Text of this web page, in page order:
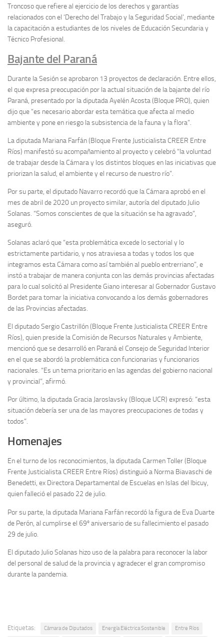
Troncoso que refiere al ejercicio de los derechos y garantías
relacionados con el ‘Derecho del Trabajo y la Seguridad Social’, mediante
la capacitación a estudiantes de los niveles de Educación Secundaria y
Técnico Profesional.
Bajante del Paraná
Durante la Sesión se aprobaron 13 proyectos de declaración. Entre ellos,
el que expresa preocupación por la actual situación de la bajante del río
Paraná, presentado por la diputada Ayelén Acosta (Bloque PRO), quien
dijo que “es necesario abordar esta temática que afecta al medio
ambiente y pone en riesgo la subsistencia de la fauna y la flora”.
La diputada Mariana Farfán (Bloque Frente Justicialista CREER Entre
Ríos) manifestó su acompañamiento al proyecto y celebró “la voluntad
de trabajar desde la Cámara y los distintos bloques en las iniciativas que
priorizan la salud, el ambiente y el recurso de nuestro río”.
Por su parte, el diputado Navarro recordó que la Cámara aprobó en el
mes de abril de 2020 un proyecto similar, autoría del diputado Julio
Solanas. “Somos conscientes de que la situación se ha agravado”,
aseguró.
Solanas aclaró que “esta problemática excede lo sectorial y lo
estrictamente partidario, y nos atraviesa a todas y todos los que
integramos esta Cámara como así también al pueblo entrerriano”, e
instó a trabajar de manera conjunta con las demás provincias afectadas
para lo cual solicitó al Presidente Giano interesar al Gobernador Gustavo
Bordet para tomar la iniciativa convocando a los demás gobernadores
de las Provincias afectadas.
El diputado Sergio Castrillón (Bloque Frente Justicialista CREER Entre
Ríos), quien preside la Comisión de Recursos Naturales y Ambiente,
mencionó que se desarrolló en Paraná el Consejo de Seguridad Interior
en el que se abordó la problemática con funcionarias y funcionarios
nacionales. “Es un tema prioritario en las agendas del gobierno nacional
y provincial”, afirmó.
Por último, la diputada Gracia Jaroslavsky (Bloque UCR) expresó: “esta
situación debería ser una de las mayores preocupaciones de todas y
todos”.
Homenajes
En el turno de los reconocimientos, la diputada Carmen Toller (Bloque
Frente Justicialista CREER Entre Ríos) distinguió a Norma Biavaschi de
Benedetti, ex Directora Departamental de Escuelas en Islas del Ibicuy,
quien falleció el pasado 22 de julio.
Por su parte, la diputada Mariana Farfán recordó la figura de Eva Duarte
de Perón, al cumplirse el 69º aniversario de su fallecimiento el pasado
29 de julio.
El diputado Julio Solanas hizo uso de la palabra para reconocer la labor
del personal de salud de la provincia y agradecer el gran compromiso
durante la pandemia.
Etiquetas: Cámara de Diputados Energía Eléctrica Sostenible Entre Ríos